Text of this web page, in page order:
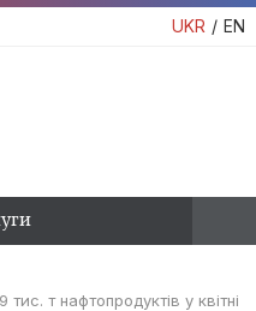
UKR EN
т нафтопродуктів у квітні